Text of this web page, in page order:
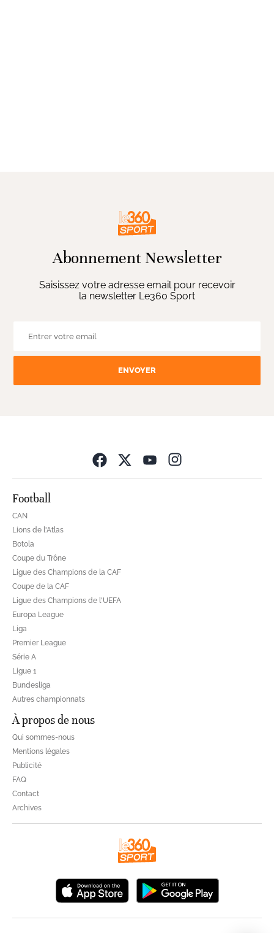
Abonnement Newsletter
Saisissez votre adresse email pour recevoir
la newsletter Le360 Sport
ENVOYER
Football
CAN
Lions de l'Atlas
Botola
Coupe du Trône
Ligue des Champions de la CAF
Coupe de la CAF
Ligue des Champions de l'UEFA
Europa League
Liga
Premier League
Série A
Ligue 1
Bundesliga
Autres championnats
À propos de nous
Qui sommes-nous
Mentions légales
Publicité
FAQ
Contact
Archives